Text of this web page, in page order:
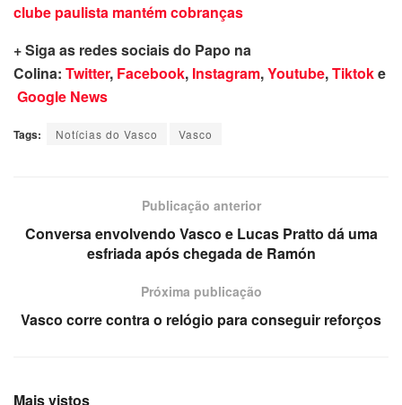
clube paulista mantém cobranças
+ Siga as redes sociais do Papo na
Colina: Twitter, Facebook, Instagram,Youtube,Tiktoke
Google News
Tags: Notícias do Vasco Vasco
Publicação anterior
Conversa envolvendo Vasco e Lucas Pratto dá uma
esfriada após chegada de Ramón
Próxima publicação
Vasco corre contra o relógio para conseguir reforços
Mais vistos